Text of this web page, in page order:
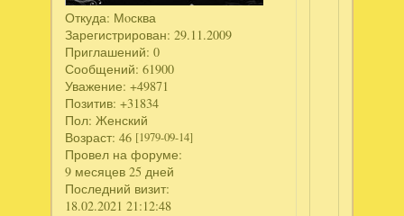
Откуда: Мoсква
Зарегистрирован: 29.11.2009
Приглашений: 0
Сообщений: 61900
Уважение: +49871
Позитив: +31834
Пол: Женский
Возраст: 46 [1979-09-14]
Провел на форуме:
9 месяцев 25 дней
Последний визит:
18.02.2021 21:12:48